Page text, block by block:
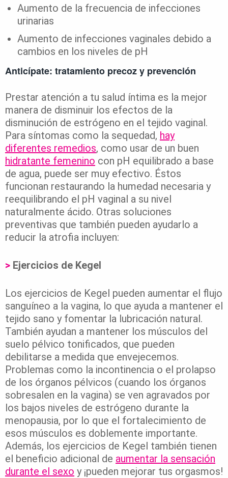
Aumento de la frecuencia de infecciones
urinarias
Aumento de infecciones vaginales debido a
cambios en los niveles de pH
Anticípate: tratamiento precoz y prevención
Prestar atención a tu salud íntima es la mejor
manera de disminuir los efectos de la
disminución de estrógeno en el tejido vaginal.
Para síntomas como la sequedad, hay
diferentes remedios, como usar de un buen
hidratante femenino con pH equilibrado a base
de agua, puede ser muy efectivo. Éstos
funcionan restaurando la humedad necesaria y
reequilibrando el pH vaginal a su nivel
naturalmente ácido. Otras soluciones
preventivas que también pueden ayudarlo a
reducir la atrofia incluyen:
> Ejercicios de Kegel
Los ejercicios de Kegel pueden aumentar el flujo
sanguíneo a la vagina, lo que ayuda a mantener el
tejido sano y fomentar la lubricación natural.
También ayudan a mantener los músculos del
suelo pélvico tonificados, que pueden
debilitarse a medida que envejecemos.
Problemas como la incontinencia o el prolapso
de los órganos pélvicos (cuando los órganos
sobresalen en la vagina) se ven agravados por
los bajos niveles de estrógeno durante la
menopausia, por lo que el fortalecimiento de
esos músculos es doblemente importante.
Además, los ejercicios de Kegel también tienen
el beneficio adicional de aumentar la sensación
durante el sexo y ¡pueden mejorar tus orgasmos!